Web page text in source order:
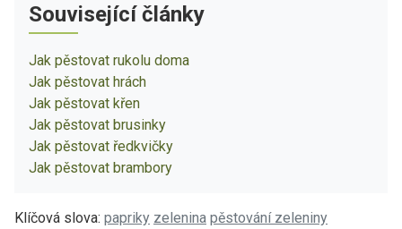
Související články
Jak pěstovat rukolu doma
Jak pěstovat hrách
Jak pěstovat křen
Jak pěstovat brusinky
Jak pěstovat ředkvičky
Jak pěstovat brambory
Klíčová slova: papriky zelenina pěstování zeleniny